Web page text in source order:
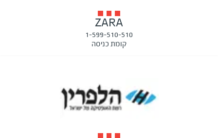
ZARA
1-599-510-510
קומת כניסה